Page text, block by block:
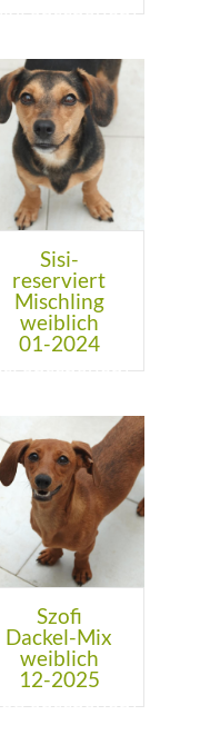
Sisi-
reserviert
Mischling
weiblich
01-2024
Szofi
Dackel-Mix
weiblich
12-2025